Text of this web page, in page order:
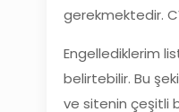
gerekmektedir.
Engellediklerim
belirtebilir. Bu
ve sitenin çeşitli